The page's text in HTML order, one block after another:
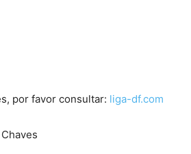
por favor consultar: liga-df.com